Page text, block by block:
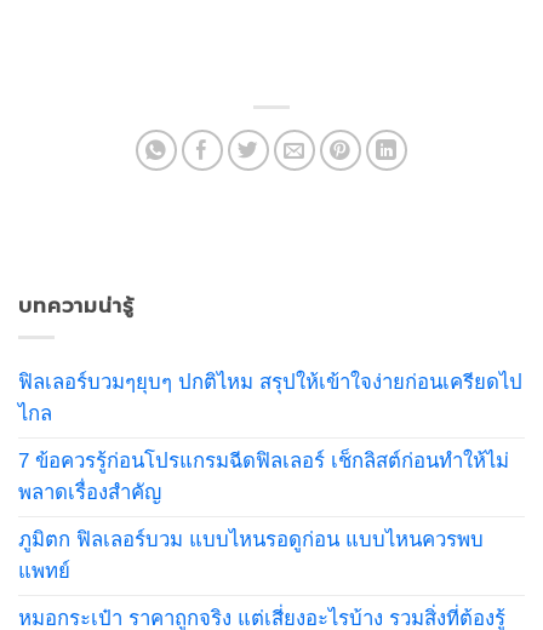
บทความน่ารู้
ฟิลเลอร์บวมๆยุบๆ ปกติไหม สรุปให้เข้าใจง่ายก่อนเครียดไป
ไกล
7 ข้อควรรู้ก่อนโปรแกรมฉีดฟิลเลอร์ เช็กลิสต์ก่อนทำให้ไม่
พลาดเรื่องสำคัญ
ภูมิตก ฟิลเลอร์บวม แบบไหนรอดูก่อน แบบไหนควรพบ
แพทย์
หมอกระเป๋า ราคาถูกจริง แต่เสี่ยงอะไรบ้าง รวมสิ่งที่ต้องรู้